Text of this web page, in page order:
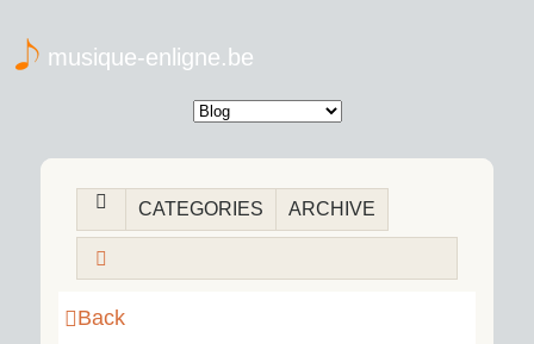
musique-enligne.be
CATEGORIES ARCHIVE
Back